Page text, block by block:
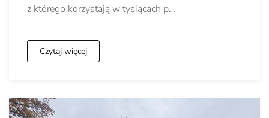
z którego korzystają w tysiącach p…
Czytaj więcej